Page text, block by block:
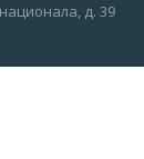
д. 39